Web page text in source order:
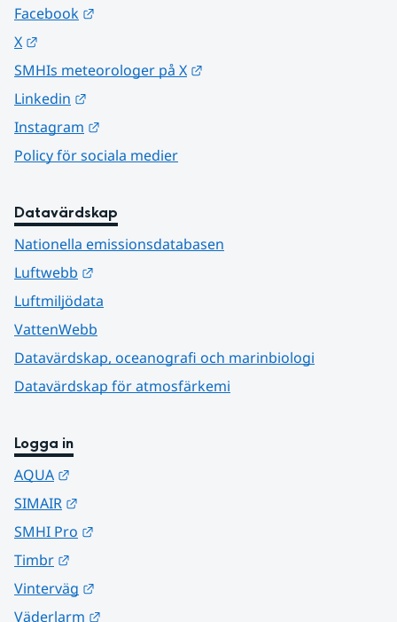
Facebook
X
SMHIs meteorologer på X
Linkedin
Instagram
Policy för sociala medier
Datavärdskap
Nationella emissionsdatabasen
Luftwebb
Luftmiljödata
VattenWebb
Datavärdskap, oceanografi och marinbiologi
Datavärdskap för atmosfärkemi
Logga in
AQUA
SIMAIR
SMHI Pro
Timbr
Vinterväg
Väderlarm